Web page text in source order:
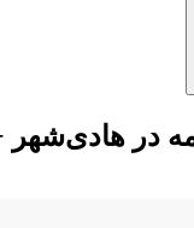
در هادی‌شهر